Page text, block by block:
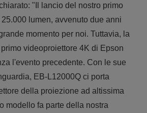
"Il lancio del nostro primo
lumen, avvenuto due anni
momento per noi. Tuttavia, la
videoproiettore 4K di Epson
l'evento precedente. Con le sue
EB-L12000Q ci porta
della proiezione ad altissima
modello fa parte della nostra